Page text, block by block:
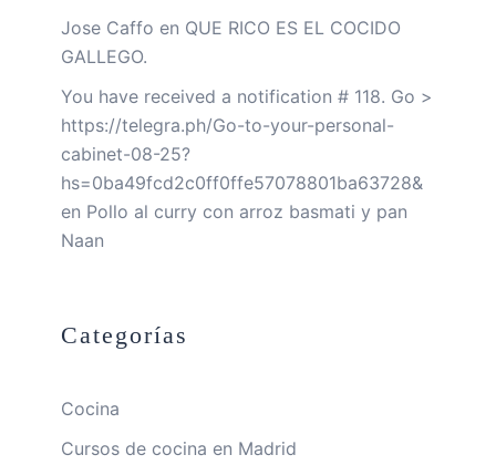
Jose Caffo en QUE RICO ES EL COCIDO
GALLEGO.
You have received a notification # 118. Go >
https://telegra.ph/Go-to-your-personal-
cabinet-08-25?
hs=0ba49fcd2c0ff0ffe57078801ba63728&
en Pollo al curry con arroz basmati y pan
Naan
Categorías
Cocina
Cursos de cocina en Madrid